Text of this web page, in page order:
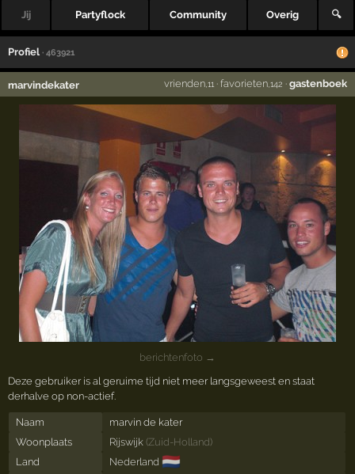
Jij Partyflock Community Overig 🔍
Profiel · 463921
marvindekater vrienden,11· favorieten,142 · gastenboek
berichtenfoto →
Deze gebruiker is al geruime tijd niet meer langsgeweest en staat
derhalve op non-actief.
Naam
marvin de kater
Woonplaats
Rijswijk (Zuid-Holland)
Land
Nederland 🇳🇱